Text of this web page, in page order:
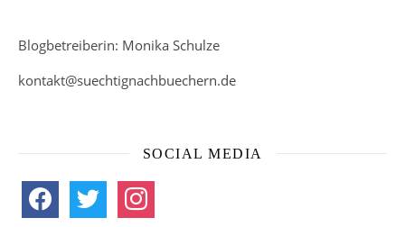
Blogbetreiberin: Monika Schulze
kontakt@suechtignachbuechern.de
SOCIAL MEDIA
facebook twitter instagram